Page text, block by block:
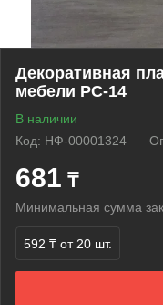
Декоративная
мебели РС-14
В наличии
Код: НФ-00001324
681 ₸
Минимальная сумма
592 ₸ от 20 шт.